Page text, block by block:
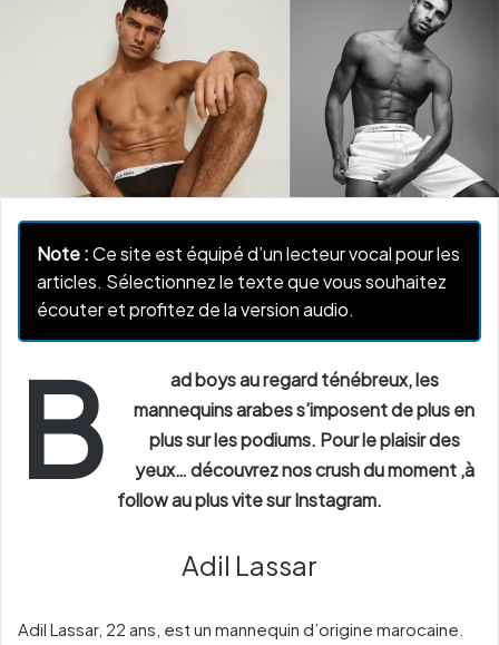
courriel
Note :Ce site est équipé d’un lecteur vocal pour les
articles. Sélectionnez le texte que vous souhaitez
écouter et profitez de la version audio.
B
ad boys au regard ténébreux, les
mannequins arabes s’imposent de plus en
plus sur les podiums. Pour le plaisir des
yeux… découvrez nos crush du moment ,à
follow au plus vite sur Instagram.
Adil Lassar
Adil Lassar, 22 ans, est un mannequin d’origine marocaine.